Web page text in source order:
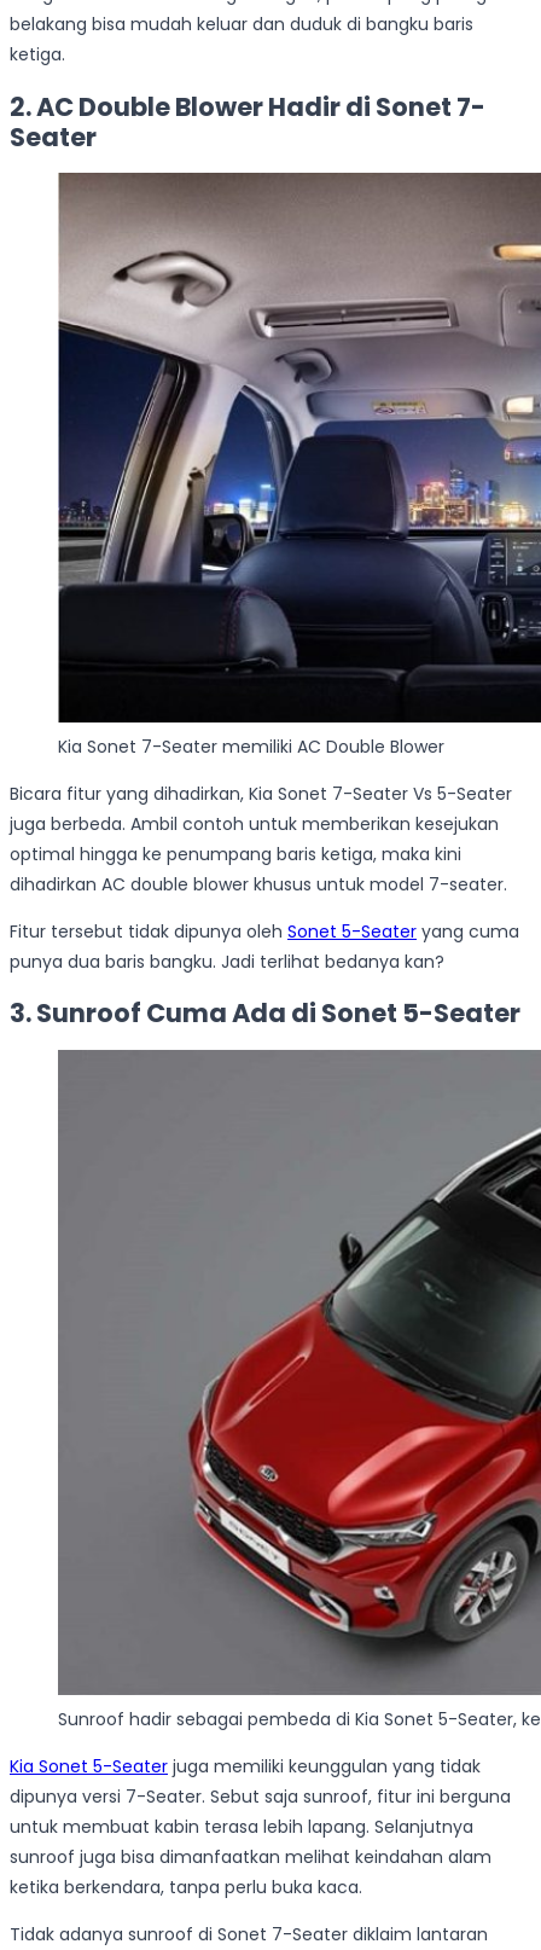
belakang bisa mudah keluar dan duduk di bangku baris
ketiga.
2. AC Double Blower Hadir di Sonet 7-
Seater
Kia Sonet 7-Seater memiliki AC Double Blower
Bicara fitur yang dihadirkan, Kia Sonet 7-Seater Vs 5-Seater
juga berbeda. Ambil contoh untuk memberikan kesejukan
optimal hingga ke penumpang baris ketiga, maka kini
dihadirkan AC double blower khusus untuk model 7-seater.
Fitur tersebut tidak dipunya oleh Sonet 5-Seater yang cuma
punya dua baris bangku. Jadi terlihat bedanya kan?
3. Sunroof Cuma Ada di Sonet 5-Seater
Sunroof hadir sebagai pembeda di Kia Sonet 5-Seater,
Kia Sonet 5-Seater juga memiliki keunggulan yang tidak
dipunya versi 7-Seater. Sebut saja sunroof, fitur ini berguna
untuk membuat kabin terasa lebih lapang. Selanjutnya
sunroof juga bisa dimanfaatkan melihat keindahan alam
ketika berkendara, tanpa perlu buka kaca.
Tidak adanya sunroof di Sonet 7-Seater diklaim lantaran